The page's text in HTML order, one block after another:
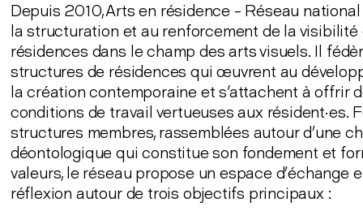
Depuis 2010, Arts en résidence – Réseau
la structuration et au renforcement de la visibilité
résidences dans le champ des arts visuels. Il
structures de résidences qui œuvrent au
la création contemporaine et s'attachent à offrir
conditions de travail vertueuses aux résident·es.
structures membres, rassemblées autour d’une
déontologique qui constitue son fondement et
valeurs, le réseau propose un espace d’échange
réflexion autour de trois objectifs principaux :